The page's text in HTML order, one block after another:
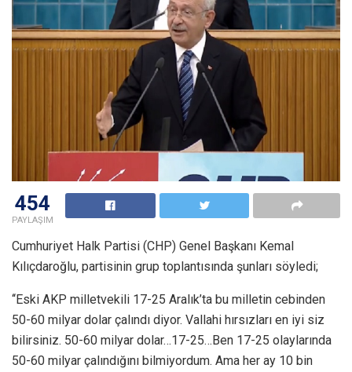
454
PAYLAŞIM
Cumhuriyet Halk Partisi (CHP) Genel Başkanı Kemal
Kılıçdaroğlu, partisinin grup toplantısında şunları söyledi;
‘‘Eski AKP milletvekili 17-25 Aralık’ta bu milletin cebinden
50-60 milyar dolar çalındı diyor. Vallahi hırsızları en iyi siz
bilirsiniz. 50-60 milyar dolar…17-25…Ben 17-25 olaylarında
50-60 milyar çalındığını bilmiyordum. Ama her ay 10 bin